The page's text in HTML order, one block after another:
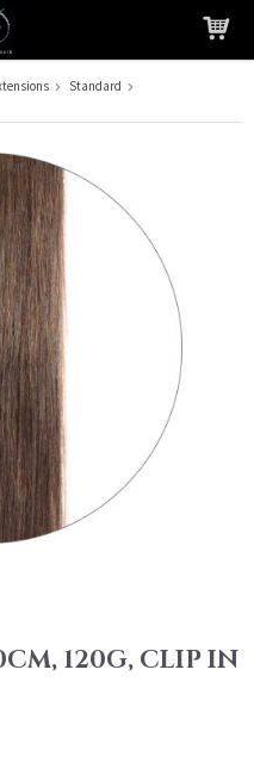
Warenkorb gelegt
Standard
120G, CLIP IN